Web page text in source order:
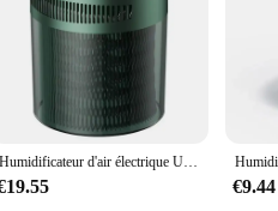
space. These humidifiers are
pleasing but also engineered
perfect for maintaining a
versatile enough to cater to your
make it an ideal choice for
to improve their indoor air quality.
Humidificateur d'air électrique USB, diffuseur d'arômes, supporter ficateur d'huiles essentielles, brumisateur d'aromathérapie, lumières pour voiture, maison, chambre, 2L
€9.44